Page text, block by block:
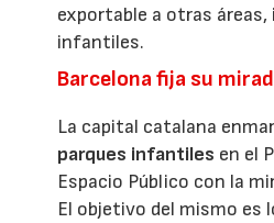
exportable a otras áreas,
infantiles.
Barcelona fija su
La capital catalana
parques infantiles en el
Espacio Público con la
El objetivo del mismo es